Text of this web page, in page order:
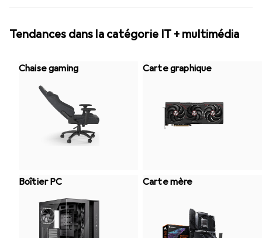
Tendances dans la catégorie IT + multimédia
Chaise gaming Carte graphique
Boîtier PC Carte mère